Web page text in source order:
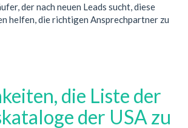
der nach neuen Leads sucht, diese
helfen, die richtigen Ansprechpartner zu
die Liste der
der USA zu